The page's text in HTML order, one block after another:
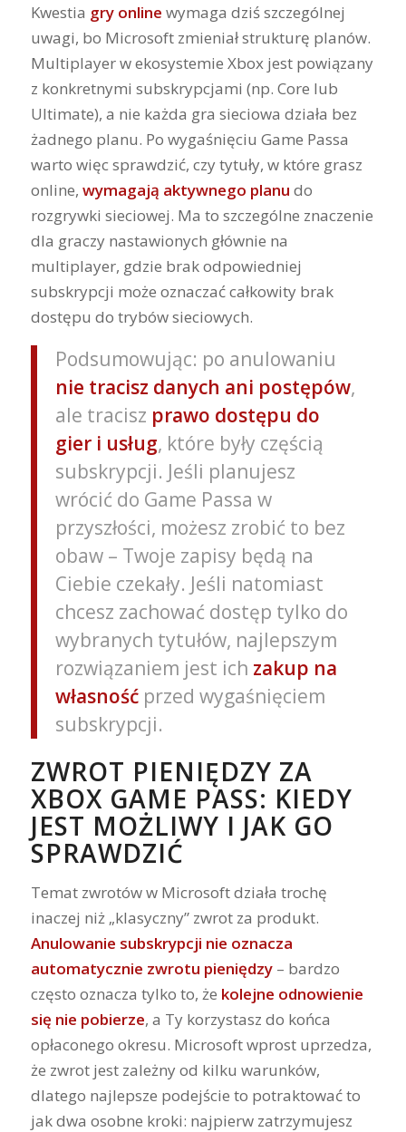
Kwestia gry online wymaga dziś szczególnej
uwagi, bo Microsoft zmieniał strukturę planów.
Multiplayer w ekosystemie Xbox jest powiązany
z konkretnymi subskrypcjami (np. Core lub
Ultimate), a nie każda gra sieciowa działa bez
żadnego planu. Po wygaśnięciu Game Passa
warto więc sprawdzić, czy tytuły, w które grasz
online, wymagają aktywnego planu do
rozgrywki sieciowej. Ma to szczególne znaczenie
dla graczy nastawionych głównie na
multiplayer, gdzie brak odpowiedniej
subskrypcji może oznaczać całkowity brak
dostępu do trybów sieciowych.
Podsumowując: po anulowaniu
nie tracisz danych ani postępów,
ale tracisz prawo dostępu do
gier i usług, które były częścią
subskrypcji. Jeśli planujesz
wrócić do Game Passa w
przyszłości, możesz zrobić to bez
obaw – Twoje zapisy będą na
Ciebie czekały. Jeśli natomiast
chcesz zachować dostęp tylko do
wybranych tytułów, najlepszym
rozwiązaniem jest ich zakup na
własnośćprzed wygaśnięciem
subskrypcji.
ZWROT PIENIĘDZY ZA
XBOX GAME PASS: KIEDY
JEST MOŻLIWY I JAK GO
SPRAWDZIĆ
Temat zwrotów w Microsoft działa trochę
inaczej niż „klasyczny” zwrot za produkt.
Anulowanie subskrypcji nie oznacza
automatycznie zwrotu pieniędzy– bardzo
często oznacza tylko to, że kolejne odnowienie
się nie pobierze, a Ty korzystasz do końca
opłaconego okresu. Microsoft wprost uprzedza,
że zwrot jest zależny od kilku warunków,
dlatego najlepsze podejście to potraktować to
jak dwa osobne kroki: najpierw zatrzymujesz